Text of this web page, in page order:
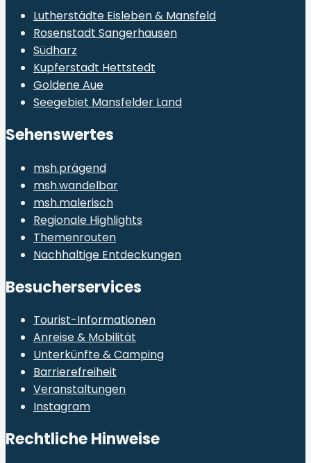
Lutherstädte Eisleben & Mansfeld
Rosenstadt Sangerhausen
Südharz
Kupferstadt Hettstedt
Goldene Aue
Seegebiet Mansfelder Land
Sehenswertes
msh.prägend
msh.wandelbar
msh.malerisch
Regionale Highlights
Themenrouten
Nachhaltige Entdeckungen
Besucherservices
Tourist-Informationen
Anreise & Mobilität
Unterkünfte & Camping
Barrierefreiheit
Veranstaltungen
Instagram
Rechtliche Hinweise